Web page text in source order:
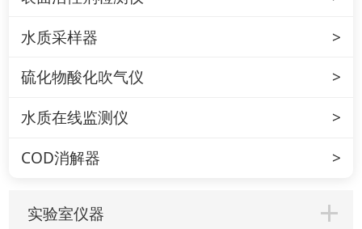
水质采样器
硫化物酸化吹气仪
水质在线监测仪
COD消解器
实验室仪器